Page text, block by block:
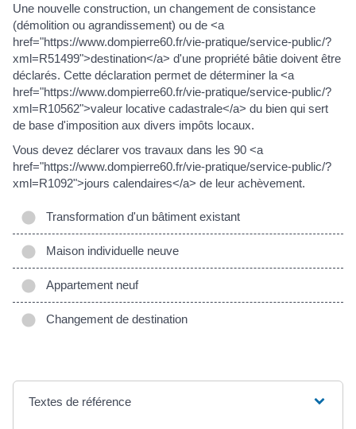
Une nouvelle construction, un changement de consistance
(démolition ou agrandissement) ou de <a
href="https://www.dompierre60.fr/vie-pratique/service-public/?
xml=R51499">destination</a> d'une propriété bâtie doivent être
déclarés. Cette déclaration permet de déterminer la <a
href="https://www.dompierre60.fr/vie-pratique/service-public/?
xml=R10562">valeur locative cadastrale</a> du bien qui sert
de base d'imposition aux divers impôts locaux.
Vous devez déclarer vos travaux dans les 90 <a
href="https://www.dompierre60.fr/vie-pratique/service-public/?
xml=R1092">jours calendaires</a> de leur achèvement.
Transformation d'un bâtiment existant
Maison individuelle neuve
Appartement neuf
Changement de destination
Textes de référence